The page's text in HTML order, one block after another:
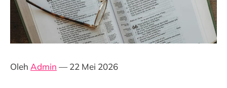
Oleh Admin — 22 Mei 2026